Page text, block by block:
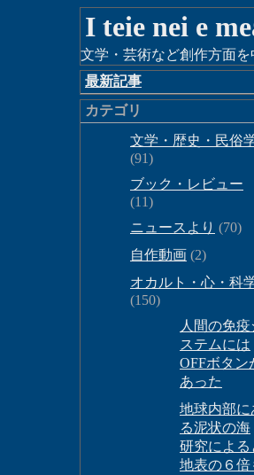
I teie nei e
文学・芸術など創作方面
最新記事
カテゴリ
文学・歴史・民俗
(91)
ブック・レビュー
(11)
ニュースより (70)
自作動画 (2)
オカルト・心・科
(150)
人間の免疫
ステムには
OFFボタン
あった
地球内部に
る泥状の海
研究による
地表の６倍